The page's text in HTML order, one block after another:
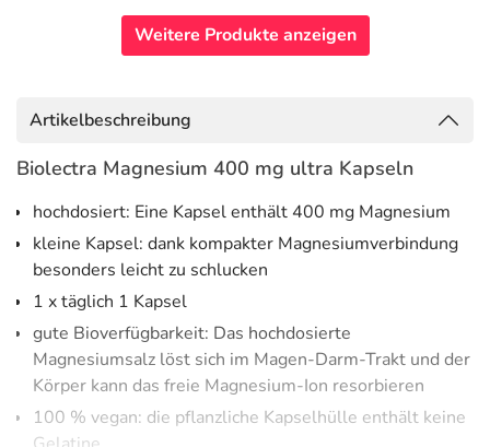
Weitere Produkte anzeigen
Artikelbeschreibung
Biolectra Magnesium 400 mg ultra Kapseln
hochdosiert: Eine Kapsel enthält 400 mg Magnesium
kleine Kapsel: dank kompakter Magnesiumverbindung
besonders leicht zu schlucken
1 x täglich 1 Kapsel
gute Bioverfügbarkeit: Das hochdosierte
Magnesiumsalz löst sich im Magen-Darm-Trakt und der
Körper kann das freie Magnesium-Ion resorbieren
100 % vegan: die pflanzliche Kapselhülle enthält keine